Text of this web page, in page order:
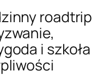
roadtrip
i szkoła